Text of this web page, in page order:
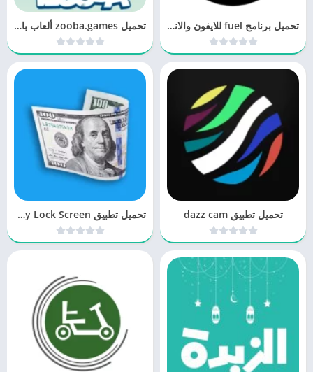
تحميل برنامج fuel للايفون والاندرويد تحميل zooba.games ألعاب باتل رويال
تحميل تطبيق dazz cam تحميل تطبيق Money Lock Screen خلفيات بعملة بلدك